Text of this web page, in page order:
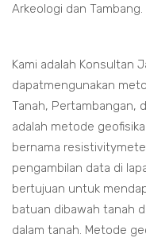
Arkeologi dan Tambang.
Kami adalah Konsultan
dapatmengunakan
Tanah, Pertambangan,
adalah metode
bernama
pengambilan data di
bertujuan untuk
batuan dibawah tanah
dalam tanah. Metode